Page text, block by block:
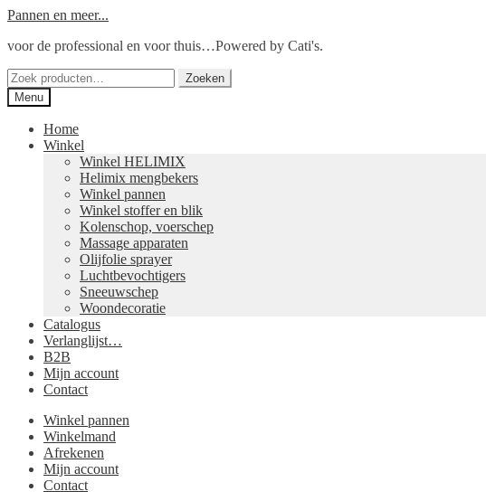
Ga
naar
Ga
de
Pannen en meer...
voor de professional en voor thuis…Powered by Cati's.
Zoeken
naar:
Zoeken
Menu
Home
Winkel
Winkel HELIMIX
Helimix mengbekers
Winkel pannen
Winkel stoffer en blik
Kolenschop, voerschep
Massage apparaten
Olijfolie sprayer
Luchtbevochtigers
Sneeuwschep
Woondecoratie
Catalogus
Verlanglijst…
B2B
Mijn account
Contact
Winkel pannen
Winkelmand
Afrekenen
Mijn account
Contact